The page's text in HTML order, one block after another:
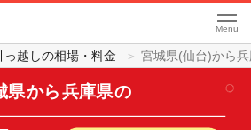
Menu
っ越しの相場・料金 宮城県(仙台)から
県から兵庫県の